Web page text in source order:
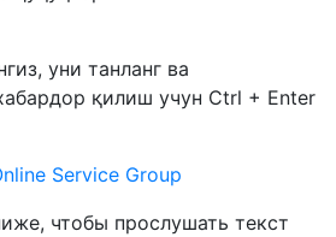
уни танланг ва
қилиш учун Ctrl + Enter
Service Group
чтобы прослушать текст